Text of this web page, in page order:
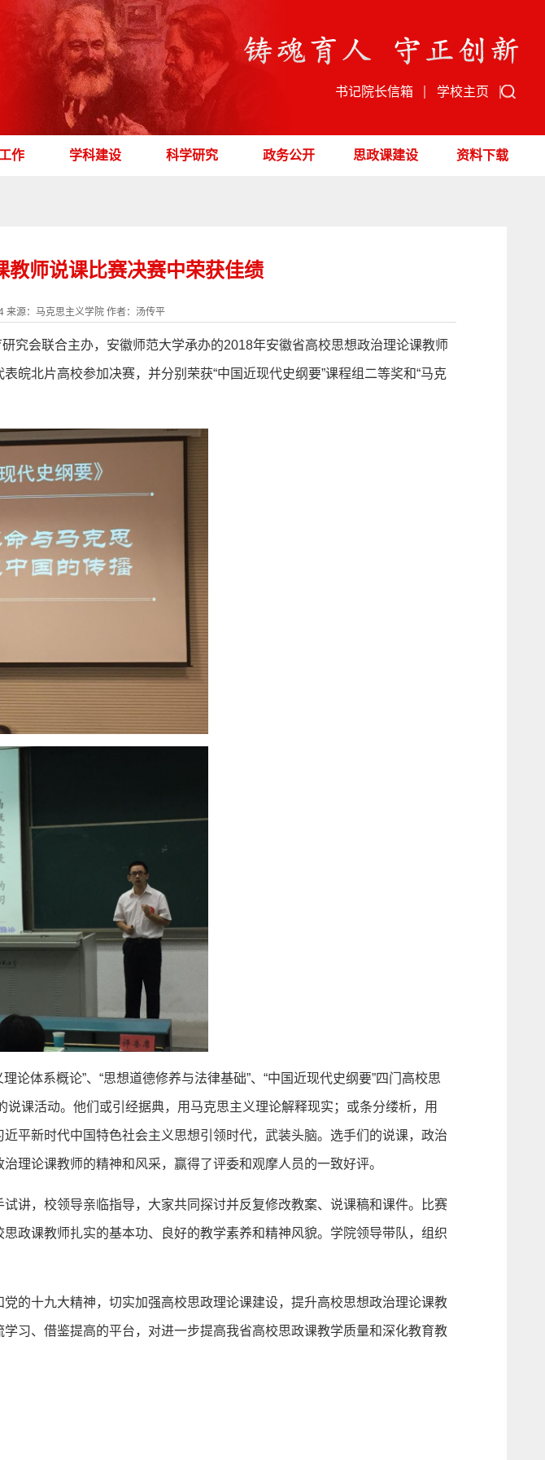
书记院长信箱 学校主页
作 学科建设 科学研究 政务公开 思政课建设 资料下载
教师说课比赛决赛中荣获佳绩
来源：马克思主义学院 作者：汤传平
会联合主办，安徽师范大学承办的2018年安徽省高校思想政治理论课教师
北片高校参加决赛，并分别荣获“中国近现代史纲要”课程组二等奖和“马克
体系概论”、“思想道德修养与法律基础”、“中国近现代史纲要”四门高校思
课活动。他们或引经据典，用马克思主义理论解释现实；或条分缕析，用
新时代中国特色社会主义思想引领时代，武装头脑。选手们的说课，政治
理论课教师的精神和风采，赢得了评委和观摩人员的一致好评。
讲，校领导亲临指导，大家共同探讨并反复修改教案、说课稿和课件。比赛
政课教师扎实的基本功、良好的教学素养和精神风貌。学院领导带队，组织
的十九大精神，切实加强高校思政理论课建设，提升高校思想政治理论课教
习、借鉴提高的平台，对进一步提高我省高校思政课教学质量和深化教育教